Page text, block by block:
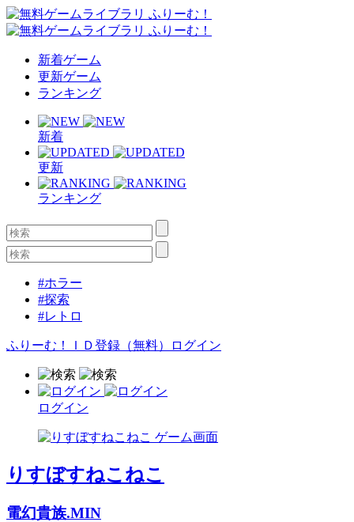
新着ゲーム
更新ゲーム
ランキング
新着
更新
ランキング
#ホラー
#探索
#レトロ
ふりーむ！ＩＤ登録（無料） ログイン
ログイン
りすぼすねこねこ
電幻貴族.MIN